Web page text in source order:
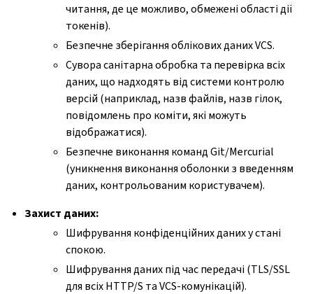
читання, де це можливо, обмежені області дії
токенів).
Безпечне зберігання облікових даних VCS.
Сувора санітарна обробка та перевірка всіх
даних, що надходять від системи контролю
версій (наприклад, назв файлів, назв гілок,
повідомлень про коміти, які можуть
відображатися).
Безпечне виконання команд Git/Mercurial
(уникнення виконання оболонки з введенням
даних, контрольованим користувачем).
Захист даних:
Шифрування конфіденційних даних у стані
спокою.
Шифрування даних під час передачі (TLS/SSL
для всіх HTTP/S та VCS-комунікацій).